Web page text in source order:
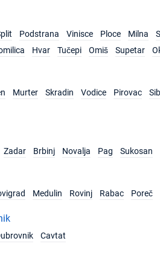
Podstrana Vinisce Ploce Milna
Hvar Tučepi Omiš Supetar
Murter Skradin Vodice Pirovac
Zadar Brbinj Novalja Pag Sukosan
Medulin Rovinj Rabac Poreč
Cavtat